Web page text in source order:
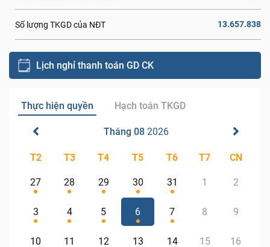
Số lượng TKGD của NĐT 13.657.838
Lịch nghỉ thanh toán GD CK
Thực hiện quyền Hạch toán TKGD
Tháng 08 2026
T2 T3 T4 T5 T6 T7 CN
27 28 29 30 31 1 2
3 4 5 6 7 8 9
10 11 12 13 14 15 16